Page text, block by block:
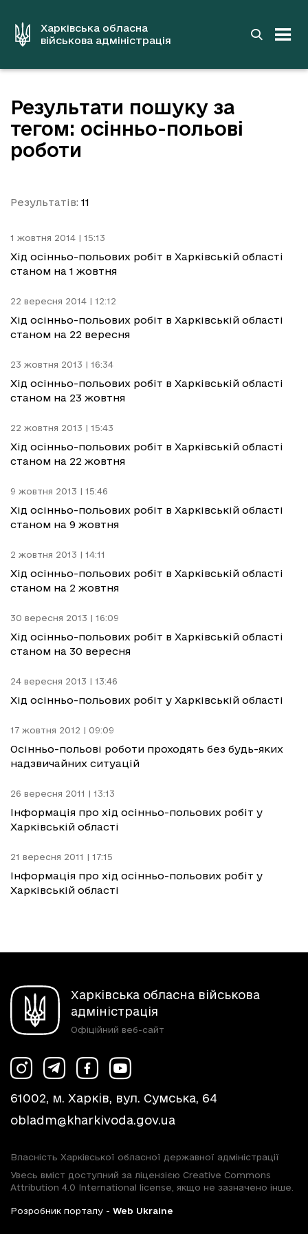
вмістуХарківська обласна
військова адміністрація
Результати пошуку за
тегом: осінньо-польові
роботи
Результатів: 11
1 жовтня 2014 | 15:13
Хід осінньо-польових робіт в Харківській області
станом на 1 жовтня
22 вересня 2014 | 12:12
Хід осінньо-польових робіт в Харківській області
станом на 22 вересня
23 жовтня 2013 | 16:34
Хід осінньо-польових робіт в Харківській області
станом на 23 жовтня
22 жовтня 2013 | 15:43
Хід осінньо-польових робіт в Харківській області
станом на 22 жовтня
9 жовтня 2013 | 15:46
Хід осінньо-польових робіт в Харківській області
станом на 9 жовтня
2 жовтня 2013 | 14:11
Хід осінньо-польових робіт в Харківській області
станом на 2 жовтня
30 вересня 2013 | 16:09
Хід осінньо-польових робіт в Харківській області
станом на 30 вересня
24 вересня 2013 | 13:46
Хід осінньо-польових робіт у Харківській області
17 жовтня 2012 | 09:09
Осінньо-польові роботи проходять без будь-яких
надзвичайних ситуацій
26 вересня 2011 | 13:13
Інформація про хід осінньо-польових робіт у
Харківській області
21 вересня 2011 | 17:15
Інформація про хід осінньо-польових робіт у
Харківській області
Харківська обласна військова
адміністрація
Офіційний веб-сайт
61002, м. Харків, вул. Сумська, 64
obladm@kharkivoda.gov.ua
Власність Харківської обласної державної адміністрації
Увесь вміст доступний за ліцензією Creative Commons
Attribution 4.0 International license, якщо не зазначено інше.
Розробник порталу - Web Ukraine